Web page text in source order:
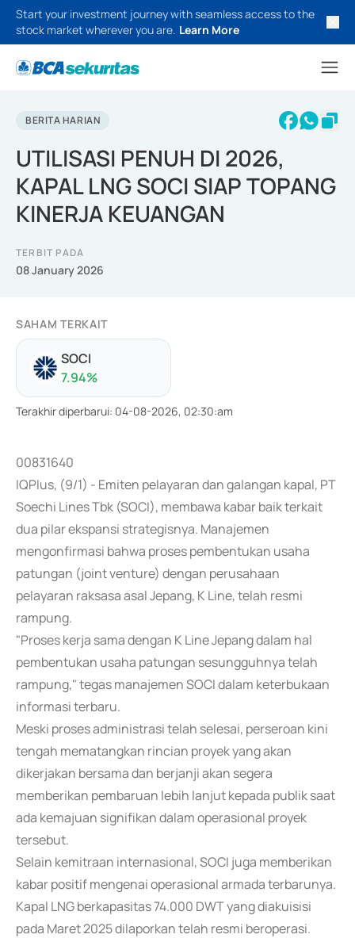
Start your investment journey with seamless access to the
stock market wherever you are. Learn More
BERITA HARIAN
UTILISASI PENUH DI 2026,
KAPAL LNG SOCI SIAP TOPANG
KINERJA KEUANGAN
TERBIT PADA
08 January 2026
SAHAM TERKAIT
SOCI
7.94%
Terakhir diperbarui: 04-08-2026, 02:30:am
00831640
IQPlus, (9/1) - Emiten pelayaran dan galangan kapal, PT
Soechi Lines Tbk (SOCI), membawa kabar baik terkait
dua pilar ekspansi strategisnya. Manajemen
mengonfirmasi bahwa proses pembentukan usaha
patungan (joint venture) dengan perusahaan
pelayaran raksasa asal Jepang, K Line, telah resmi
rampung.
"Proses kerja sama dengan K Line Jepang dalam hal
pembentukan usaha patungan sesungguhnya telah
rampung," tegas manajemen SOCI dalam keterbukaan
informasi terbaru.
Meski proses administrasi telah selesai, perseroan kini
tengah mematangkan rincian proyek yang akan
dikerjakan bersama dan berjanji akan segera
memberikan pembaruan lebih lanjut kepada publik saat
ada kemajuan signifikan dalam operasional proyek
tersebut.
Selain kemitraan internasional, SOCI juga memberikan
kabar positif mengenai operasional armada terbarunya.
Kapal LNG berkapasitas 74.000 DWT yang diakuisisi
pada Maret 2025 dilaporkan telah resmi beroperasi.